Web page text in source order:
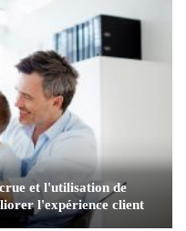
et l'utilisation de
l'expérience client